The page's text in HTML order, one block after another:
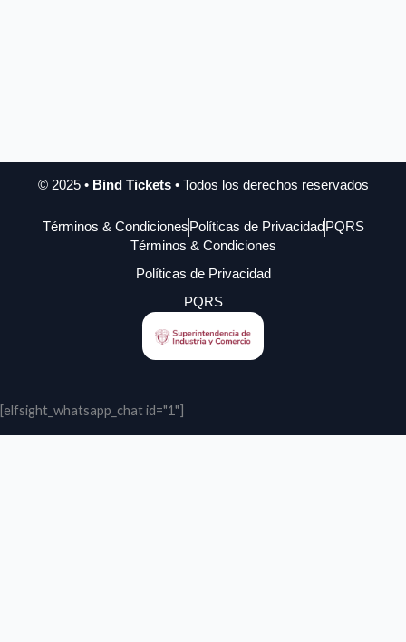
© 2025 • Bind Tickets• Todos los derechos reservados
Términos & Condiciones Políticas de Privacidad PQRS
Términos & Condiciones
Políticas de Privacidad
PQRS
[elfsight_whatsapp_chat id="1"]